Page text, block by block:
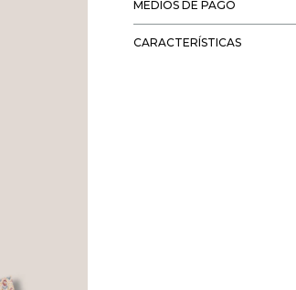
MEDIOS DE PAGO
CARACTERÍSTICAS